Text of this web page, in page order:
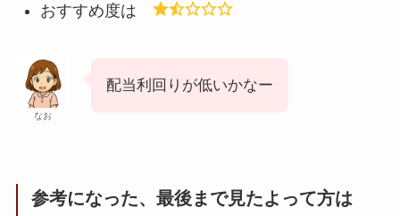
おすすめ度は
なお
配当利回りが低いかなー
参考になった、最後まで見たよって方は